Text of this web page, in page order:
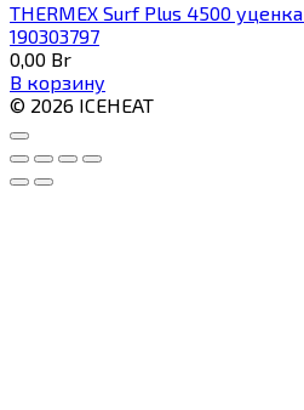
THERMEX Surf Plus 4500
190303797
0,00 Br
В корзину
© 2026 ICEHEAT